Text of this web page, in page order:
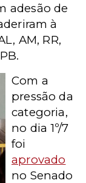
adesão de
à
AM, RR,
Com a
pressão da
categoria,
no dia 1º/7
foi
aprovado
no Senado